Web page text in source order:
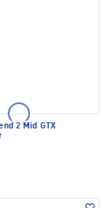
2 Mid GTX